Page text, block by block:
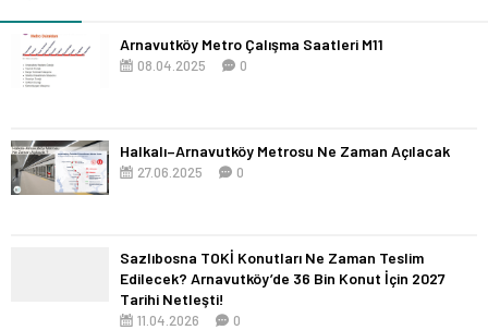
Arnavutköy Metro Çalışma Saatleri M11
08.04.2025 0
Halkalı–Arnavutköy Metrosu Ne Zaman Açılacak
27.06.2025 0
Sazlıbosna TOKİ Konutları Ne Zaman Teslim
Edilecek? Arnavutköy’de 36 Bin Konut İçin 2027
Tarihi Netleşti!
11.04.2026 0